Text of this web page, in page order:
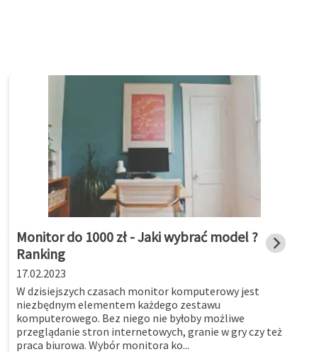
Monitor do 1000 zł - Jaki wybrać model ?
Ranking
17.02.2023
W dzisiejszych czasach monitor komputerowy jest
niezbędnym elementem każdego zestawu
komputerowego. Bez niego nie byłoby możliwe
przeglądanie stron internetowych, granie w gry czy też
praca biurowa. Wybór monitora ko...